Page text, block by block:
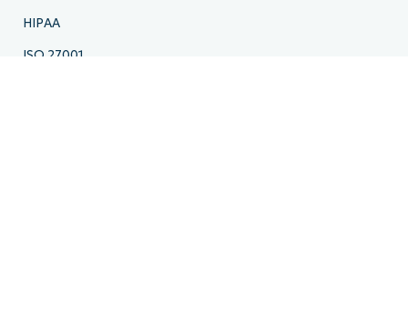
HIPAA
ISO 27001